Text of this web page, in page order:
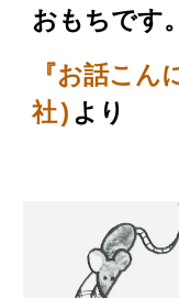
おもちです。
『お話こん
社) より